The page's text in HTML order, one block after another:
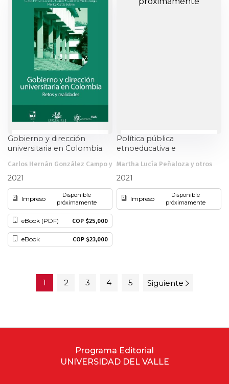
Gobierno y dirección
universitaria en Colombia.
Carlos Hernán González Campo y
2021
eBook (PDF) COP $25,000
Impreso
Disponible
próximamente
eBook COP $23,000
Política pública
etnoeducativa e
de Buenaventura 2021 -
2030
Martha Lucía Peñaloza y otros
2021
Impreso
Disponible
próximamente
1 2 3 4 5 Siguiente
Programa Editorial
UNIVERSIDAD DEL VALLE